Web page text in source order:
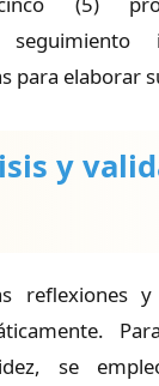
para elaborar
y
reflexiones y
se